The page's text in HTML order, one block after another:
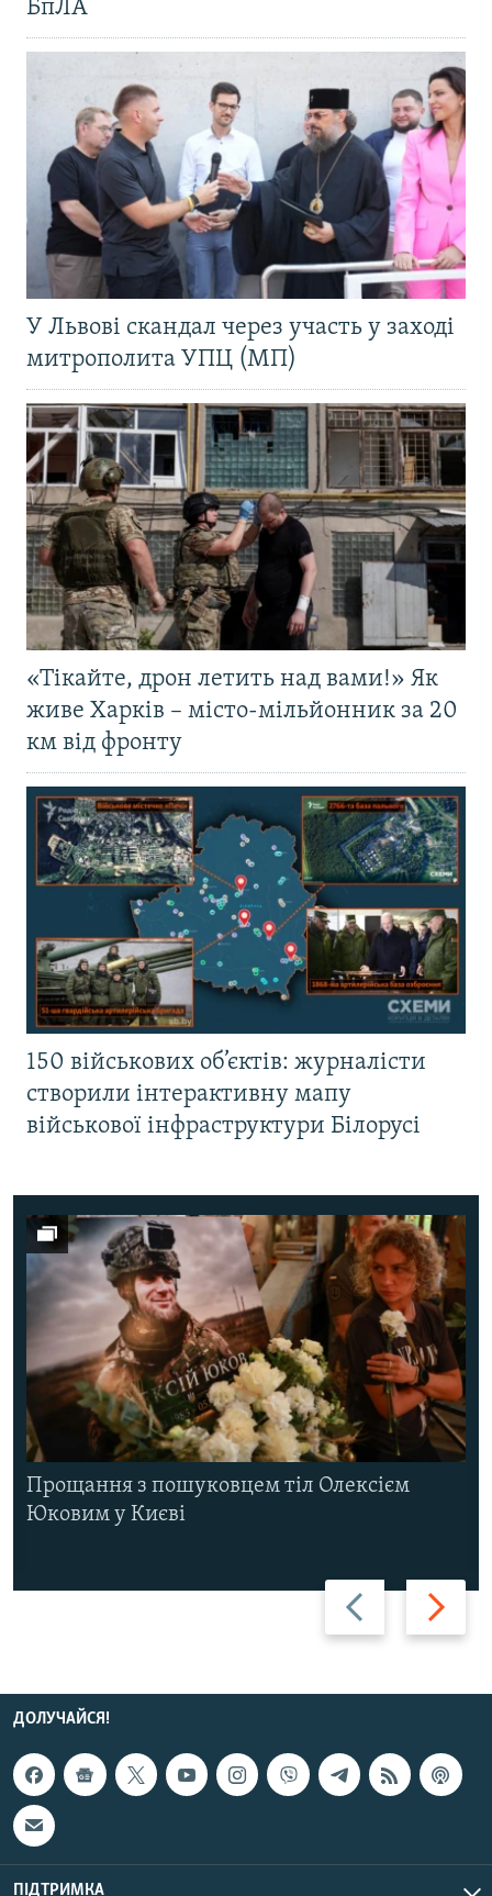
БпЛА
У Львові скандал через участь у заході
митрополита УПЦ (МП)
«Тікайте, дрон летить над вами!» Як
живе Харків – місто-мільйонник за 20
км від фронту
150 військових об’єктів: журналісти
створили інтерактивну мапу
військової інфраструктури Білорусі
Назад Вперед
Прощання з пошуковцем тіл Олексієм
Юковим у Києві
ДОЛУЧАЙСЯ!
ПІДТРИМКА